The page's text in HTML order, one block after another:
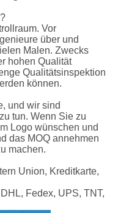
Vor
über und
Malen. Zwecks
hohen Qualität
Qualitätsinspektion
können.
und wir sind
tun. Wenn Sie zu
Logo wünschen und
das MOQ annehmen
machen.
Union, Kreditkarte,
Fedex, UPS, TNT,